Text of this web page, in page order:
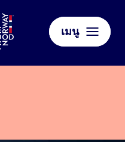
เมนู